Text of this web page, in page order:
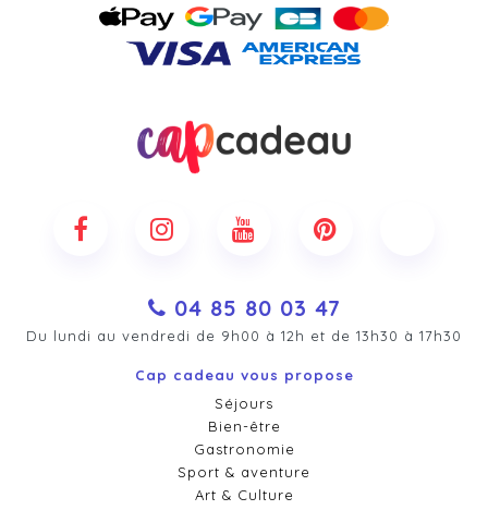
04 85 80 03 47
Du lundi au vendredi de 9h00 à 12h et de 13h30 à 17h30
Cap cadeau vous propose
Séjours
Bien-être
Gastronomie
Sport & aventure
Art & Culture